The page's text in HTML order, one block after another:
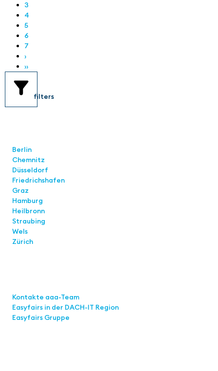
3
4
5
6
7
›
››
filters
Berlin
Chemnitz
Düsseldorf
Friedrichshafen
Graz
Hamburg
Heilbronn
Straubing
Wels
Zürich
Kontakte aaa-Team
Easyfairs in der DACH-IT Region
Easyfairs Gruppe